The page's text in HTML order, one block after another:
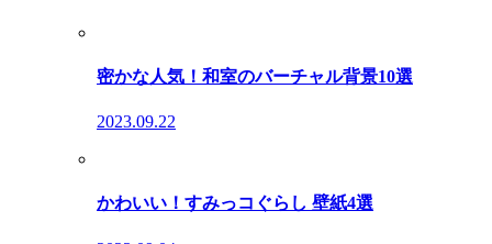
密かな人気！和室のバーチャル背景10選
2023.09.22
かわいい！すみっコぐらし 壁紙4選